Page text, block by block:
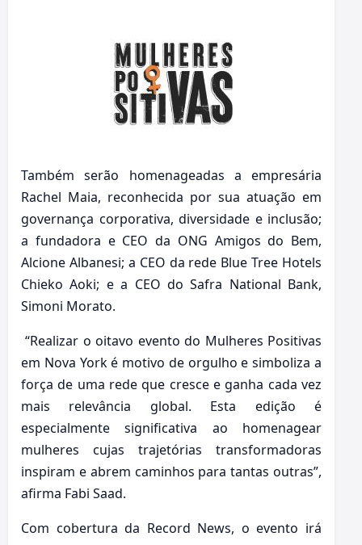
Também serão homenageadas a empresária
Rachel Maia, reconhecida por sua atuação em
governança corporativa, diversidade e inclusão;
a fundadora e CEO da ONG Amigos do Bem,
Alcione Albanesi; a CEO da rede Blue Tree Hotels
Chieko Aoki; e a CEO do Safra National Bank,
Simoni Morato.
“Realizar o oitavo evento do Mulheres Positivas
em Nova York é motivo de orgulho e simboliza a
força de uma rede que cresce e ganha cada vez
mais relevância global. Esta edição é
especialmente significativa ao homenagear
mulheres cujas trajetórias transformadoras
inspiram e abrem caminhos para tantas outras”,
afirma Fabi Saad.
Com cobertura da Record News, o evento irá